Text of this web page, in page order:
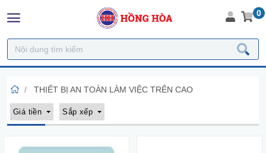
0
THIẾT BỊ AN TOÀN LÀM VIỆC TRÊN CAO
Giá tiền Sắp xếp